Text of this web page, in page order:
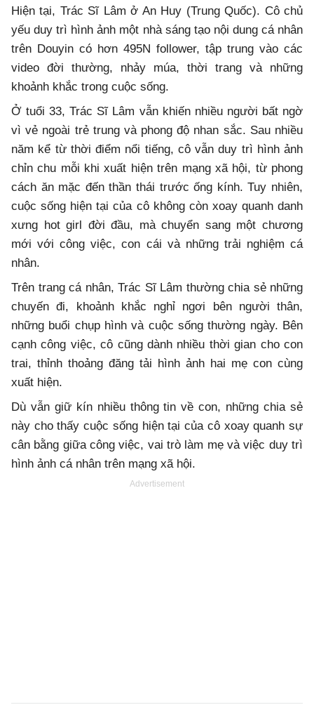
Hiện tại, Trác Sĩ Lâm ở An Huy (Trung Quốc). Cô chủ
yếu duy trì hình ảnh một nhà sáng tạo nội dung cá nhân
trên Douyin có hơn 495N follower, tập trung vào các
video đời thường, nhảy múa, thời trang và những
khoảnh khắc trong cuộc sống.
Ở tuổi 33, Trác Sĩ Lâm vẫn khiến nhiều người bất ngờ
vì vẻ ngoài trẻ trung và phong độ nhan sắc. Sau nhiều
năm kể từ thời điểm nổi tiếng, cô vẫn duy trì hình ảnh
chỉn chu mỗi khi xuất hiện trên mạng xã hội, từ phong
cách ăn mặc đến thần thái trước ống kính. Tuy nhiên,
cuộc sống hiện tại của cô không còn xoay quanh danh
xưng hot girl đời đầu, mà chuyển sang một chương
mới với công việc, con cái và những trải nghiệm cá
nhân.
Trên trang cá nhân, Trác Sĩ Lâm thường chia sẻ những
chuyến đi, khoảnh khắc nghỉ ngơi bên người thân,
những buổi chụp hình và cuộc sống thường ngày. Bên
cạnh công việc, cô cũng dành nhiều thời gian cho con
trai, thỉnh thoảng đăng tải hình ảnh hai mẹ con cùng
xuất hiện.
Dù vẫn giữ kín nhiều thông tin về con, những chia sẻ
này cho thấy cuộc sống hiện tại của cô xoay quanh sự
cân bằng giữa công việc, vai trò làm mẹ và việc duy trì
hình ảnh cá nhân trên mạng xã hội.
Advertisement